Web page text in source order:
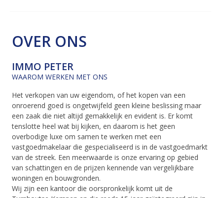
OVER ONS
IMMO PETER
WAAROM WERKEN MET ONS
Het verkopen van uw eigendom, of het kopen van een
onroerend goed is ongetwijfeld geen kleine beslissing maar
een zaak die niet altijd gemakkelijk en evident is. Er komt
tenslotte heel wat bij kijken, en daarom is het geen
overbodige luxe om samen te werken met een
vastgoedmakelaar die gespecialiseerd is in de vastgoedmarkt
van de streek. Een meerwaarde is onze ervaring op gebied
van schattingen en de prijzen kennende van vergelijkbare
woningen en bouwgronden.
Wij zijn een kantoor die oorspronkelijk komt uit de